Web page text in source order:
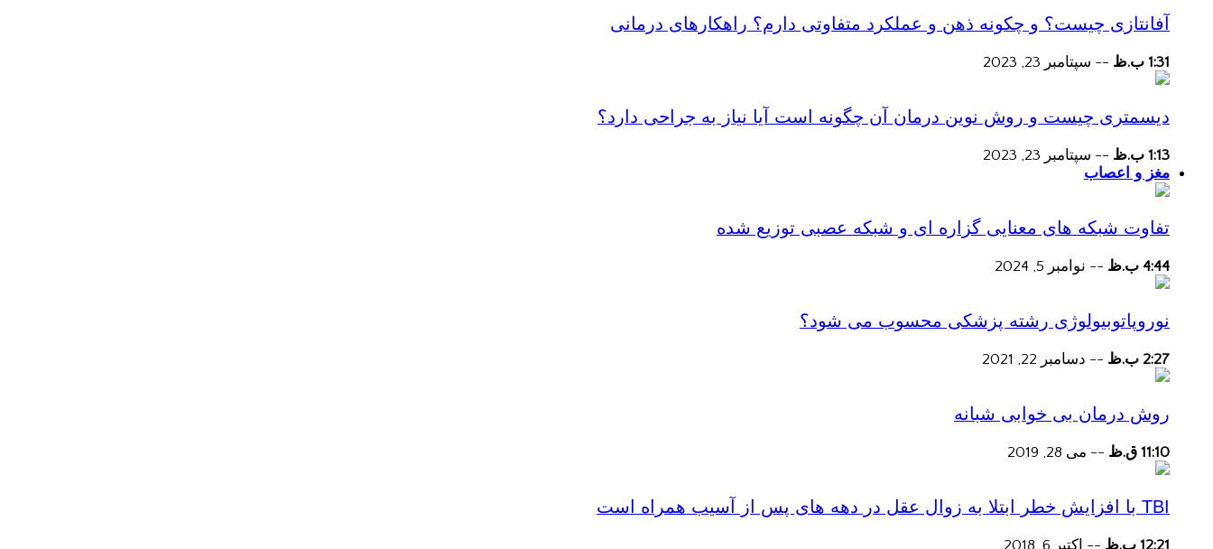
آفانتازی چیست؟ و چکونه ذهن و عملکرد متفاوتی دارم؟ راهکارهای درمانی
1:31 ب.ظ -- سپتامبر 23, 2023
دیسمتری چیست و روش نوین درمان آن چگونه است آیا نیاز به جراحی دارد؟
1:13 ب.ظ -- سپتامبر 23, 2023
مغز و اعصاب
تفاوت شبکه های معنایی گزاره ای و شبکه عصبی توزیع شده
4:44 ب.ظ -- نوامبر 5, 2024
نوروپاتوبیولوژی رشته پزشکی محسوب می شود؟
2:27 ب.ظ -- دسامبر 22, 2021
روش درمان بی خوابی شبانه
11:10 ق.ظ -- می 28, 2019
TBI با افزایش خطر ابتلا به زوال عقل در دهه های پس از آسیب همراه است
12:21 ب.ظ -- اکتبر 6, 2018